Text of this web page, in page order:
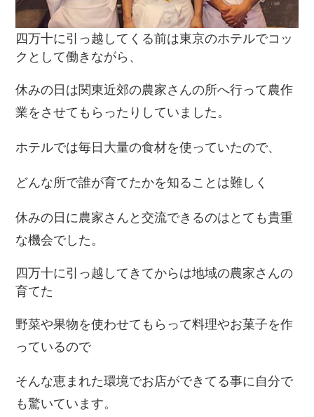
四万十に引っ越してくる前は東京のホテルでコッ
クとして働きながら、
休みの日は関東近郊の農家さんの所へ行って農作
業をさせてもらったりしていました。
ホテルでは毎日大量の食材を使っていたので、
どんな所で誰が育てたかを知ることは難しく
休みの日に農家さんと交流できるのはとても貴重
な機会でした。
四万十に引っ越してきてからは地域の農家さんの
育てた
野菜や果物を使わせてもらって料理やお菓子を作
っているので
そんな恵まれた環境でお店ができてる事に自分で
も驚いています。